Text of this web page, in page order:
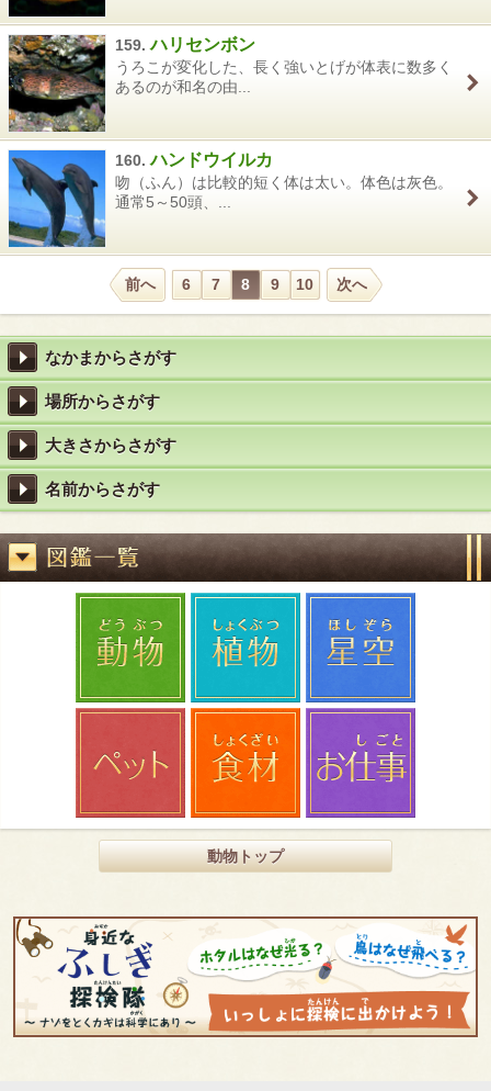
159. ハリセンボン
うろこが変化した、長く強いとげが体表に数多く
あるのが和名の由...
160. ハンドウイルカ
吻（ふん）は比較的短く体は太い。体色は灰色。
通常5～50頭、...
前へ 6 7 8 9 10 次へ
なかまからさがす
場所からさがす
大きさからさがす
名前からさがす
動物トップ